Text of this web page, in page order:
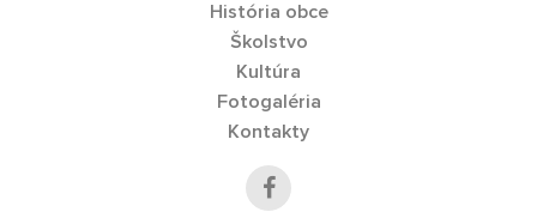
História obce
Školstvo
Kultúra
Fotogaléria
Kontakty